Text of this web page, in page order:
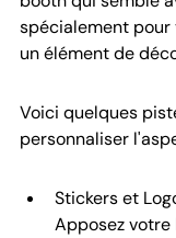
spécialement pour
un élément de
Voici quelques
personnaliser
Stickers et
Apposez votre